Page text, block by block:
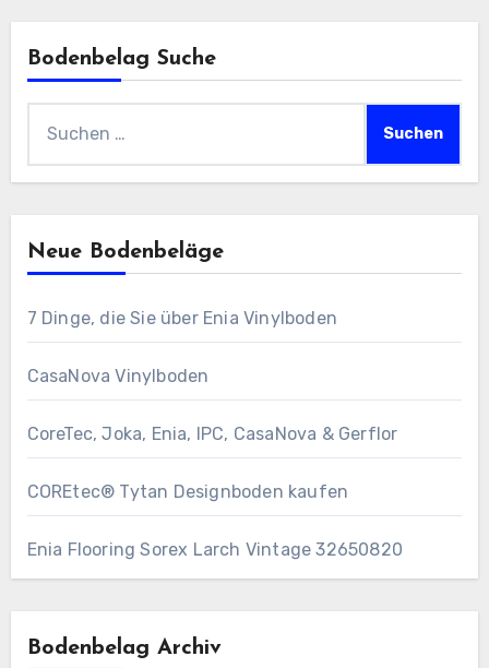
Bodenbelag Suche
nach:
Neue Bodenbeläge
7 Dinge, die Sie über Enia Vinylboden
CasaNova Vinylboden
CoreTec, Joka, Enia, IPC, CasaNova & Gerflor
COREtec® Tytan Designboden kaufen
Enia Flooring Sorex ​Larch Vintage 32650820
Bodenbelag Archiv